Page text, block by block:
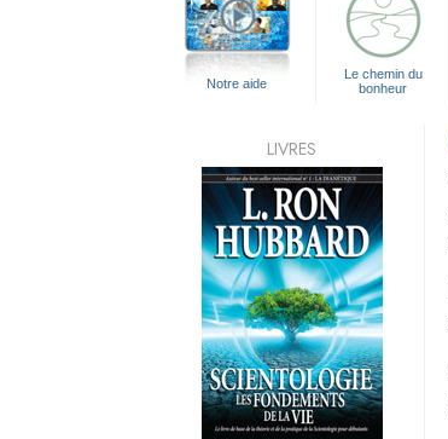
Notre aide
Le chemin du
bonheur
LIVRES